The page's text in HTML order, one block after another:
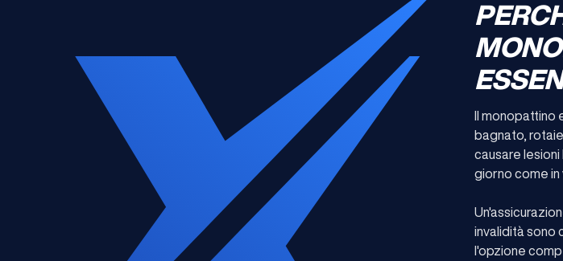
Il
bagnato,
causare
giorno come in
invalidità sono
l'opzione